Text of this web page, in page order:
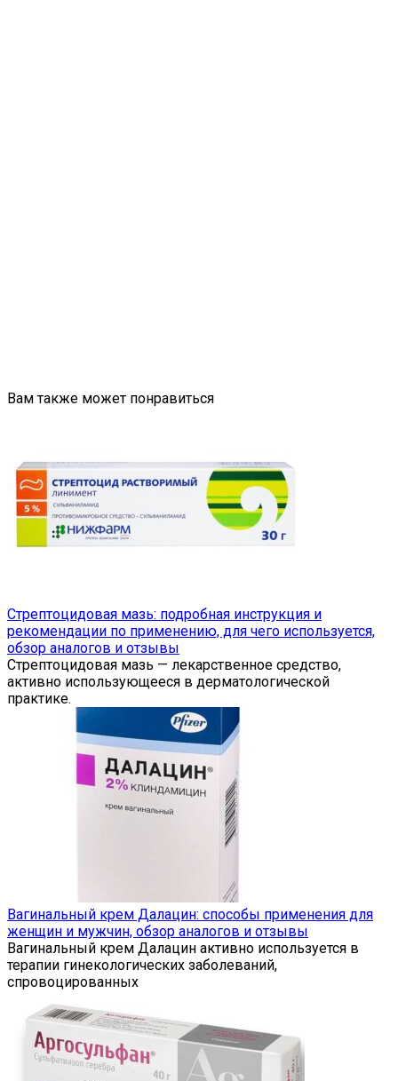
Вам также может понравиться
Стрептоцидовая мазь: подробная инструкция и
рекомендации по применению, для чего используется,
обзор аналогов и отзывы
Стрептоцидовая мазь — лекарственное средство,
активно использующееся в дерматологической
практике.
Вагинальный крем Далацин: способы применения для
женщин и мужчин, обзор аналогов и отзывы
Вагинальный крем Далацин активно используется в
терапии гинекологических заболеваний,
спровоцированных